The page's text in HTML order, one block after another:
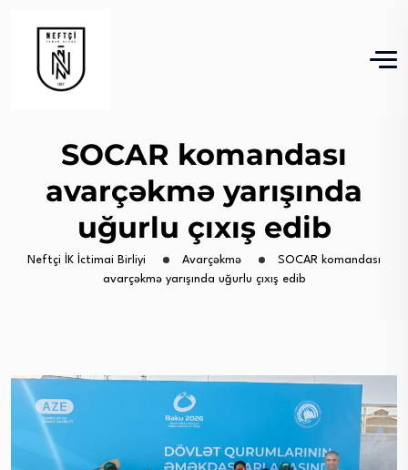
SOCAR komandası
avarçəkmə yarışında
uğurlu çıxış edib
Neftçi İK İctimai Birliyi Avarçəkmə
SOCAR komandası
avarçəkmə yarışında uğurlu çıxış edib